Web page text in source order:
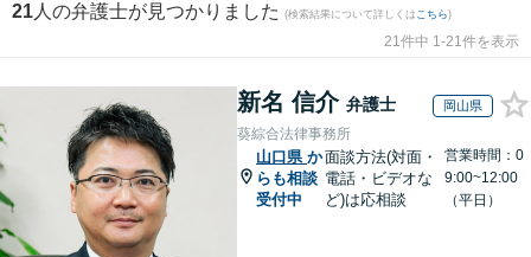
21 人の弁護士が見つかりました (検索結果について詳しくは こちら)
21件中 1-21件を表示
新名 信介 弁護士 岡山県
葵綜合法律事務所
山口県 か
らも相談
受付中
面談方法(対面・
電話・ビデオな
ど)は応相談
営業時間：0
9:00~12:00
（平日）